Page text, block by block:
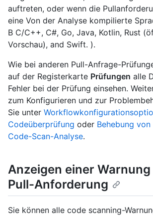
auftreten, oder wenn die
eine Von der Analyse kompilierte
B C/C++, C#, Go, Java, Kotlin, Rust
Vorschau), and Swift. ).
Wie bei anderen Pull-Anfrage-
auf der Registerkarte Prüfungen alle
Fehler bei der Prüfung einsehen.
zum Konfigurieren und zur
Sie unter
Codeüberprüfung oder Behebung
Code-Scan-Analyse.
Anzeigen einer
Pull-Anforderung
Sie können alle code scanning-